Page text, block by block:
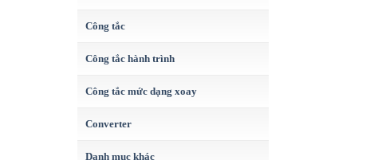
Công tắc
Công tắc hành trình
Công tắc mức dạng xoay
Converter
Danh mục khác